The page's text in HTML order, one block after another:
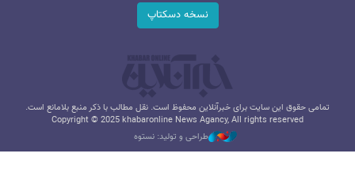
نسخه دسکتاپ
تمامی حقوق این سایت برای خبرآنلاین محفوظ است. نقل مطالب با ذکر منبع بلامانع است.
Copyright © 2025 khabaronline News Agancy, All rights reserved
طراحی و تولید: نستوه